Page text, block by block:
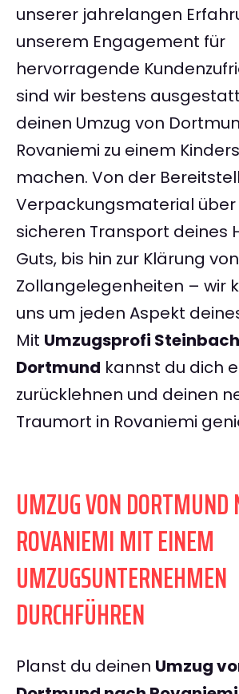
unserer jahrelangen
unserem Engagement für
hervorragende
sind wir bestens
deinen Umzug von
Rovaniemi zu einem
machen. Von der
Verpackungsmaterial
sicheren Transport deines
Guts, bis hin zur Klärung von
Zollangelegenheiten – wir
uns um jeden Aspekt
Mit Umzugsprofi
Dortmund kannst du dich
zurücklehnen und deinen
Traumort in Rovaniemi
UMZUG VON DORTMUND
ROVANIEMI MIT EINEM
UMZUGSUNTERNEHMEN
DURCHFÜHREN
Planst du deinen Umzug